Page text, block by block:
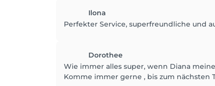
Ilona
Perfekter Service, superfreundliche und
Dorothee
Wie immer alles super, wenn Diana
Komme immer gerne , bis zum nächsten